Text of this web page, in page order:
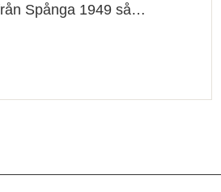
Spånga 1949 så…